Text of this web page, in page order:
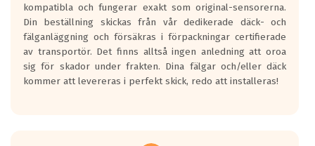
kompatibla och fungerar exakt som original-sensorerna.
Din beställning skickas från vår dedikerade däck- och
fälganläggning och försäkras i förpackningar certifierade
av transportör. Det finns alltså ingen anledning att oroa
sig för skador under frakten. Dina fälgar och/eller däck
kommer att levereras i perfekt skick, redo att installeras!